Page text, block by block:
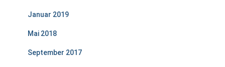
Januar 2019
Mai 2018
September 2017